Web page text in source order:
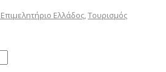
Ελλάδος Τουρισμός